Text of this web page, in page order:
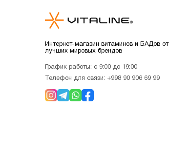
Интернет-магазин витаминов и БАДов от
лучших мировых брендов
График работы: с 9:00 до 19:00
Телефон для связи: +998 90 906 69 99